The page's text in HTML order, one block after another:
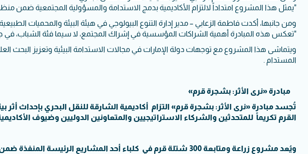
"يمثل هذا المشروع امتداداً لالتزام الأكاديمية بدمج الاستدامة والمسؤولية المجتمعية ضمن
ومن جانبها، أكدت فاطمة الزعابي – مدير إدارة التنوع البيولوجي في هيئة البيئة والمحميات
"تعكس هذه المبادرة أهمية الشراكات المؤسسية في إشراك المجتمع، لا سيما فئة الشباب، في
ويتماشى هذا المشروع مع توجهات دولة الإمارات في مجالات الاستدامة البيئية وتعزيز البحث
المستدام .
مبادرة «نرى الأثر: بشجرة قرم»
تُجسد مبادرة «نرى الأثر: بشجرة قرم» التزام أكاديمية الشارقة للنقل البحري بإحداث أثر
القرم تكريماً للمتحدثين والشركاء الاستراتيجيين والمتعاونين الدوليين وضيوف
ويُعد مشروع زراعة ومتابعة 300 شتلة قرم في كلباء أحد المشاريع